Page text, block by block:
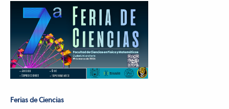
Ferias de Ciencias